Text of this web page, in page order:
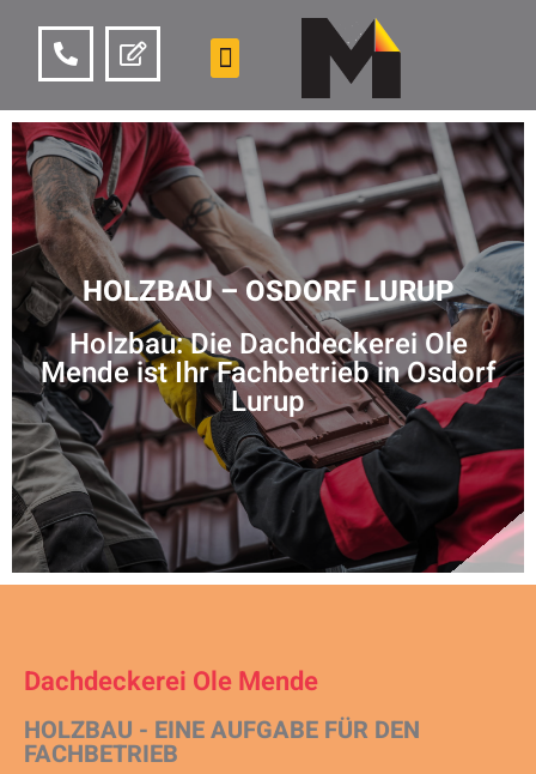
HOLZBAU – OSDORF LURUP
Holzbau: Die Dachdeckerei Ole
Mende ist Ihr Fachbetrieb in Osdorf
Lurup
Dachdeckerei Ole Mende
HOLZBAU - EINE AUFGABE FÜR DEN
FACHBETRIEB